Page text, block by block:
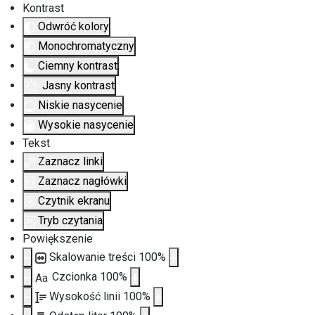
Kontrast
Odwróć kolory
Monochromatyczny
Ciemny kontrast
Jasny kontrast
Niskie nasycenie
Wysokie nasycenie
Tekst
Zaznacz linki
Zaznacz nagłówki
Czytnik ekranu
Tryb czytania
Powiększenie
Skalowanie treści 100%
Aa Czcionka 100%
Wysokość linii 100%